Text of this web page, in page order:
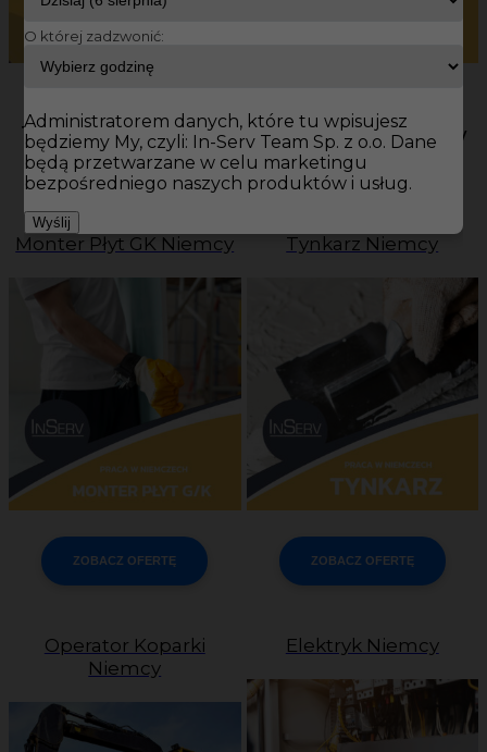
Top oferty pracy na budowie w
Niemczech!
Monter Płyt GK Niemcy
ZOBACZ OFERTĘ
Tynkarz Niemcy
ZOBACZ OFERTĘ
Operator Koparki
Niemcy
Elektryk Niemcy
O której zadzwonić:
Administratorem danych, które tu wpisujesz
będziemy My, czyli: In-Serv Team Sp. z o.o. Dane
będą przetwarzane w celu marketingu
bezpośredniego naszych produktów i usług.
Wyślij